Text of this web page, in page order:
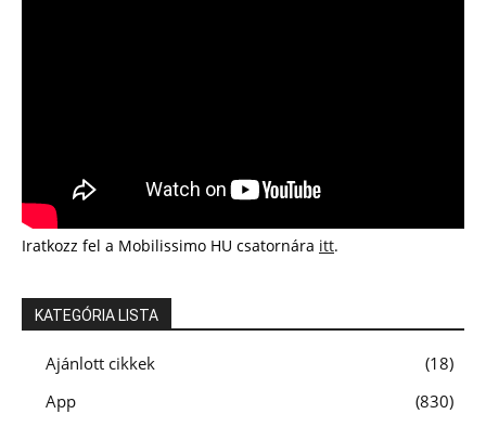
Iratkozz fel a Mobilissimo HU csatornára itt.
KATEGÓRIA LISTA
Ajánlott cikkek
18
App
830